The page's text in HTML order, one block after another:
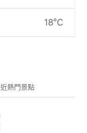
18°C
熱門景點